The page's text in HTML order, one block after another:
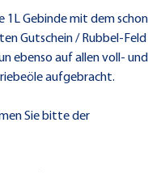
1L Gebinde mit dem schon
Gutschein / Rubbel-Feld
ebenso auf allen voll- und
aufgebracht.
Sie bitte der